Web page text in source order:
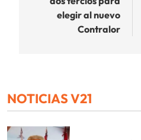
elegir al nuevo
Contralor
NOTICIAS V21